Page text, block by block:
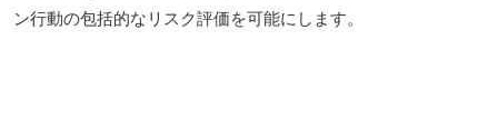
ン行動の包括的なリスク評価を可能にします。